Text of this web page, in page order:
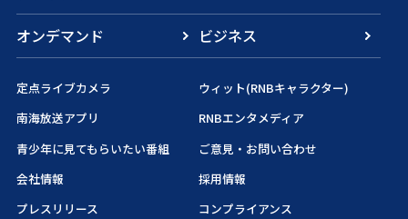
オンデマンド
ビジネス
定点ライブカメラ
ウィット(RNBキャラクター)
南海放送アプリ
RNBエンタメディア
青少年に見てもらいたい番組
ご意見・お問い合わせ
会社情報
採用情報
プレスリリース
コンプライアンス